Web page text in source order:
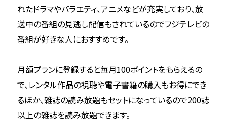
れたドラマやバラエティ、アニメなどが充実しており、放
送中の番組の見逃し配信もされているのでフジテレビの
番組が好きな人におすすめです。
月額プランに登録すると毎月100ポイントをもらえるの
で、レンタル作品の視聴や電子書籍の購入もお得にでき
るほか、雑誌の読み放題もセットになっているので200誌
以上の雑誌を読み放題できます。